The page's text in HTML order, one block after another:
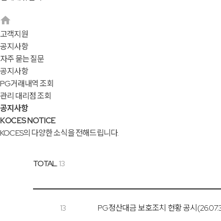
고객지원
공지사항
자주 묻는 질문
공지사항
PG거래내역 조회
관리 대리점 조회
공지사항
KOCES NOTICE
KOCES의 다양한 소식을 전해드립니다.
TOTAL.13
13 PG정산대금 보호조치 현황 공시